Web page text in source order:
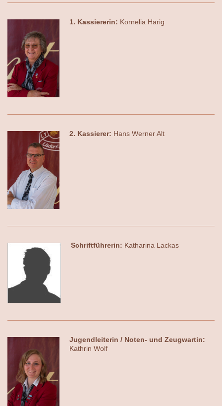
1. Kassiererin: Kornelia Harig
2. Kassierer: Hans Werner Alt
Schriftführerin: Katharina Lackas
Jugendleiterin / Noten- und Zeugwartin:
Kathrin Wolf